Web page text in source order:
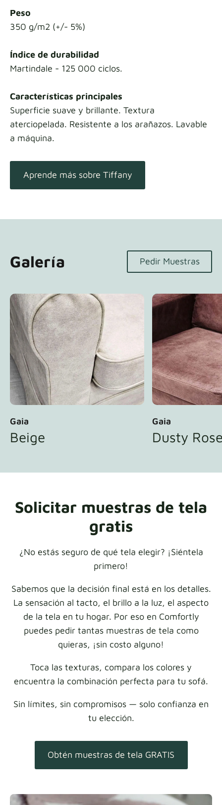
Peso
350 g/m2 (+/- 5%)
Índice de durabilidad
Martindale - 125 000 ciclos.
Características principales
Superficie suave y brillante. Textura
aterciopelada. Resistente a los arañazos. Lavable
a máquina.
Aprende más sobre Tiffany
Galería Pedir Muestras
Gaia
Beige
Gaia
Dusty
Solicitar muestras de tela
gratis
¿No estás seguro de qué tela elegir? ¡Siéntela
primero!
Sabemos que la decisión final está en los detalles.
La sensación al tacto, el brillo a la luz, el aspecto
de la tela en tu hogar. Por eso en Comfortly
puedes pedir tantas muestras de tela como
quieras, ¡sin costo alguno!
Toca las texturas, compara los colores y
encuentra la combinación perfecta para tu sofá.
Sin límites, sin compromisos — solo confianza en
tu elección.
Obtén muestras de tela GRATIS